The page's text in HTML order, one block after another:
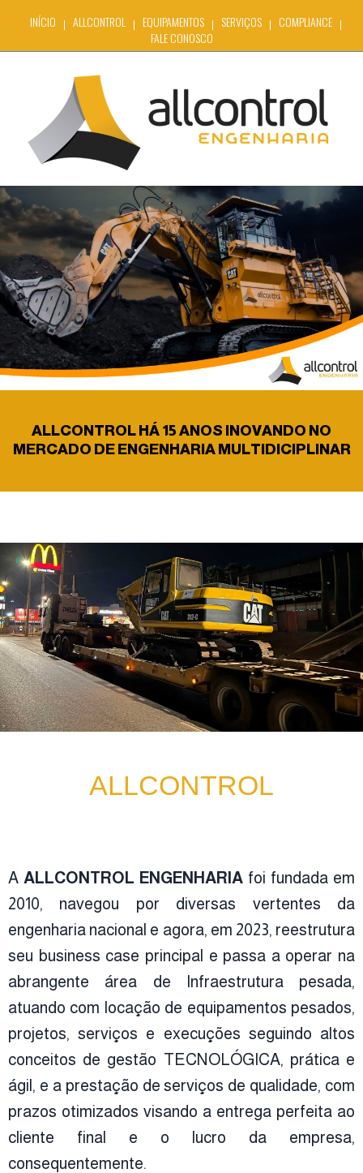
INÍCIO ALLCONTROL EQUIPAMENTOS SERVIÇOS
COMPLIANCE
FALE CONOSCO
ALLCONTROL HÁ 15 ANOS INOVANDO NO
MERCADO DE ENGENHARIA MULTIDICIPLINAR
ALLCONTROL
A ALLCONTROL ENGENHARIA foi fundada em
2010, navegou por diversas vertentes da
engenharia nacional e agora, em 2023, reestrutura
seu business case principal e passa a operar na
abrangente área de Infraestrutura pesada,
atuando com locação de equipamentos pesados,
projetos, serviços e execuções seguindo altos
conceitos de gestão TECNOLÓGICA, prática e
ágil, e a prestação de serviços de qualidade, com
prazos otimizados visando a entrega perfeita ao
cliente final e o lucro da empresa,
consequentemente.